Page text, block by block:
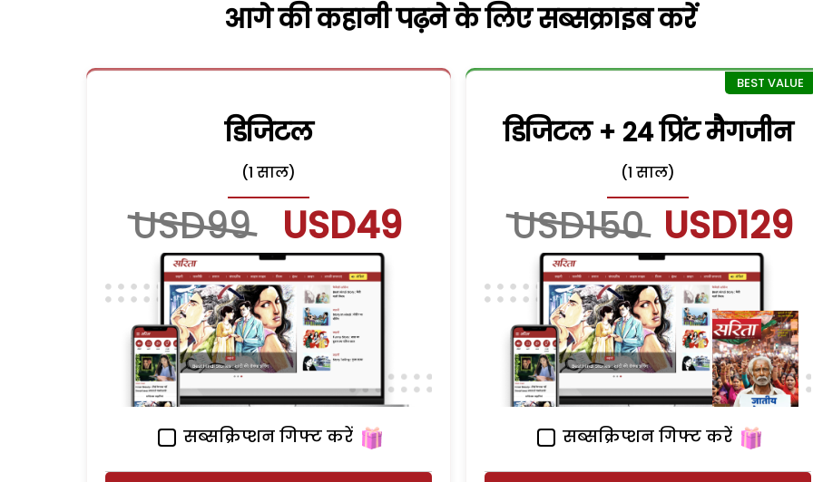
आगे की कहानी पढ़ने के लिए सब्सक्राइब करें
डिजिटल
(1 साल)
USD99 USD49
सब्सक्रिप्शन गिफ्ट करें
डिजिटल + 24 प्रिंट मैगजीन
(1 साल)
USD150 USD129
सब्सक्रिप्शन गिफ्ट करें